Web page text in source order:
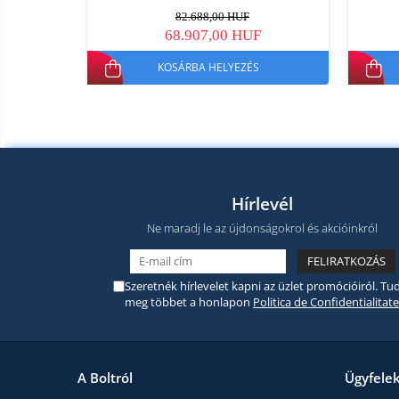
82.688,00 HUF
68.907,00 HUF
KOSÁRBA HELYEZÉS
Hírlevél
Ne maradj le az újdonságokrol és akcióinkról
Szeretnék hírlevelet kapni az üzlet promócióiról.
meg többet a honlapon Politica de Confidentialitate
A Boltról